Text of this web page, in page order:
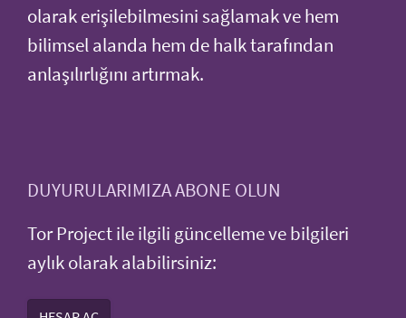
olarak erişilebilmesini sağlamak ve hem
bilimsel alanda hem de halk tarafından
anlaşılırlığını artırmak.
DUYURULARIMIZA ABONE OLUN
Tor Project ile ilgili güncelleme ve bilgileri
aylık olarak alabilirsiniz: